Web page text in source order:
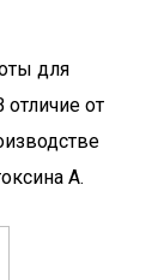
для
от
А.